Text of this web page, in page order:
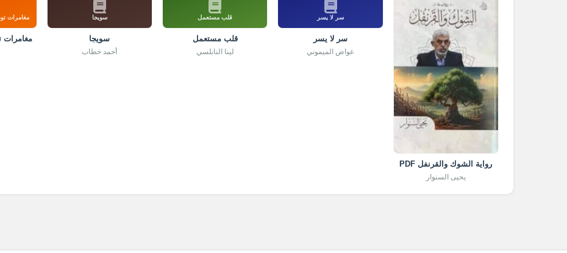
رواية الشوك والقرنفل PDF
يحيى السنوار
سر لا يسر
سر لا يسر
عواض الميموني
قلب مستعمل
قلب مستعمل
لينا النابلسي
سويجا
سويجا
أحمد خطاب
مغامرات
مغامرات